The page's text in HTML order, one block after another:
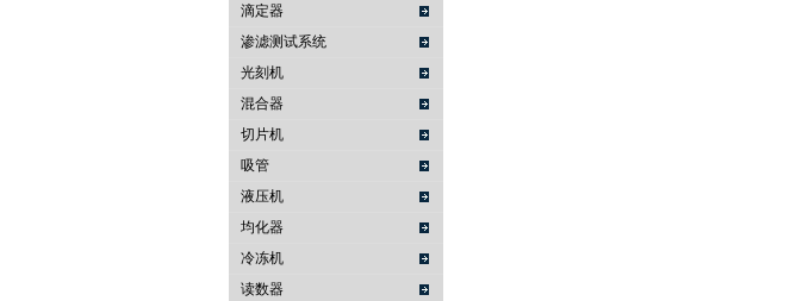
滴定器
渗滤测试系统
光刻机
混合器
切片机
吸管
液压机
均化器
冷冻机
读数器